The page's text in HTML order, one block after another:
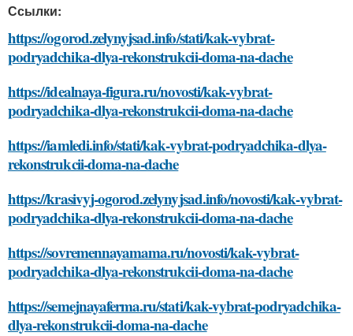
Ссылки:
https://ogorod.zelynyjsad.info/stati/kak-vybrat-
podryadchika-dlya-rekonstrukcii-doma-na-dache
https://idealnaya-figura.ru/novosti/kak-vybrat-
podryadchika-dlya-rekonstrukcii-doma-na-dache
https://iamledi.info/stati/kak-vybrat-podryadchika-dlya-
rekonstrukcii-doma-na-dache
https://krasivyj-ogorod.zelynyjsad.info/novosti/kak-vybrat-
podryadchika-dlya-rekonstrukcii-doma-na-dache
https://sovremennayamama.ru/novosti/kak-vybrat-
podryadchika-dlya-rekonstrukcii-doma-na-dache
https://semejnayaferma.ru/stati/kak-vybrat-podryadchika-
dlya-rekonstrukcii-doma-na-dache